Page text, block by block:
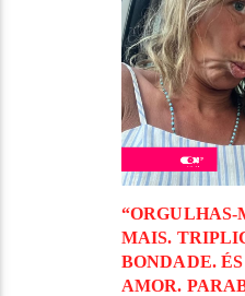
MAIS.
BONDADE.
AMOR.